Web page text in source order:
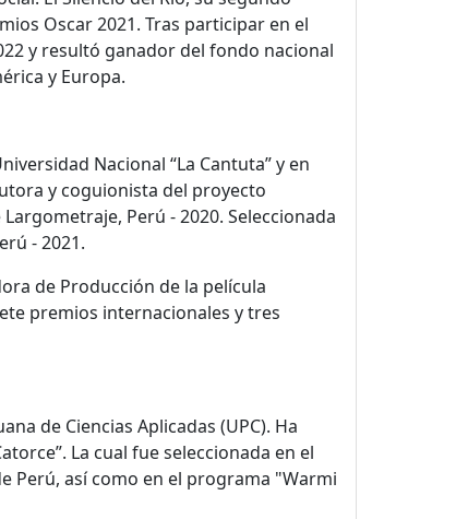
Oscar 2021. Tras participar en el
y resultó ganador del fondo nacional
y Europa.
Nacional “La Cantuta” y en
y coguionista del proyecto
Perú - 2020. Seleccionada
- 2021.
de Producción de la película
premios internacionales y tres
de Ciencias Aplicadas (UPC). Ha
La cual fue seleccionada en el
Perú, así como en el programa "Warmi